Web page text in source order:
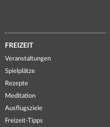
FREIZEIT
Veranstaltungen
Spielplätze
Rezepte
Meditation
Ausflugsziele
Freizeit-Tipps